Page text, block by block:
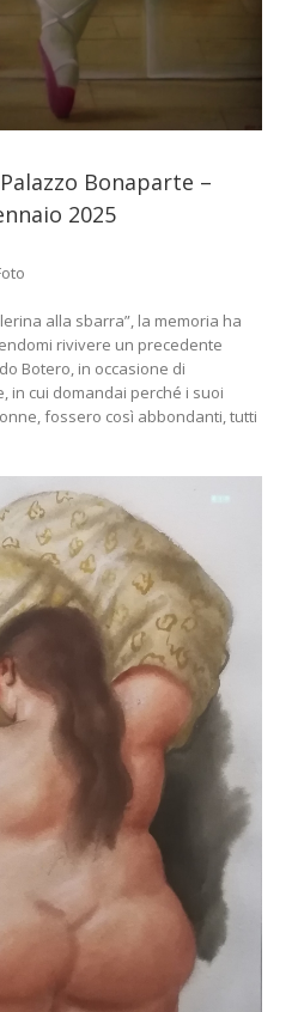
Bonaparte –
2025
alla sbarra”, la memoria ha
rivivere un precedente
Botero, in occasione di
in cui domandai perché i suoi
fossero così abbondanti, tutti